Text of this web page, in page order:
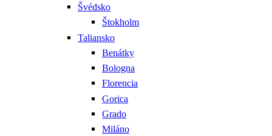
Švédsko
Štokholm
Taliansko
Benátky
Bologna
Florencia
Gorica
Grado
Miláno